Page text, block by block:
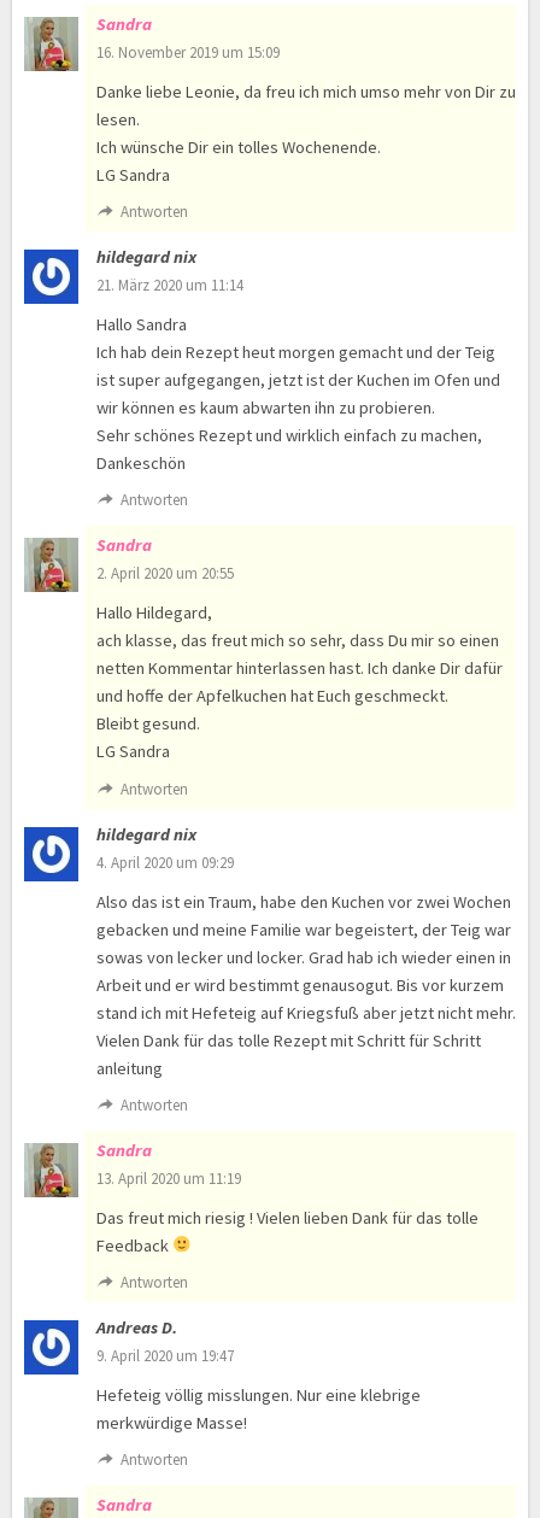
Sandra
16. November 2019 um 15:09
Danke liebe Leonie, da freu ich mich umso mehr von Dir zu
lesen.
Ich wünsche Dir ein tolles Wochenende.
LG Sandra
Antworten
hildegard nix
21. März 2020 um 11:14
Hallo Sandra
Ich hab dein Rezept heut morgen gemacht und der Teig
ist super aufgegangen, jetzt ist der Kuchen im Ofen und
wir können es kaum abwarten ihn zu probieren.
Sehr schönes Rezept und wirklich einfach zu machen,
Dankeschön
Antworten
Sandra
2. April 2020 um 20:55
Hallo Hildegard,
ach klasse, das freut mich so sehr, dass Du mir so einen
netten Kommentar hinterlassen hast. Ich danke Dir dafür
und hoffe der Apfelkuchen hat Euch geschmeckt.
Bleibt gesund.
LG Sandra
Antworten
hildegard nix
4. April 2020 um 09:29
Also das ist ein Traum, habe den Kuchen vor zwei Wochen
gebacken und meine Familie war begeistert, der Teig war
sowas von lecker und locker. Grad hab ich wieder einen in
Arbeit und er wird bestimmt genausogut. Bis vor kurzem
stand ich mit Hefeteig auf Kriegsfuß aber jetzt nicht mehr.
Vielen Dank für das tolle Rezept mit Schritt für Schritt
anleitung
Antworten
Sandra
13. April 2020 um 11:19
Das freut mich riesig ! Vielen lieben Dank für das tolle
Feedback
Antworten
Andreas D.
9. April 2020 um 19:47
Hefeteig völlig misslungen. Nur eine klebrige
merkwürdige Masse!
Antworten
Sandra